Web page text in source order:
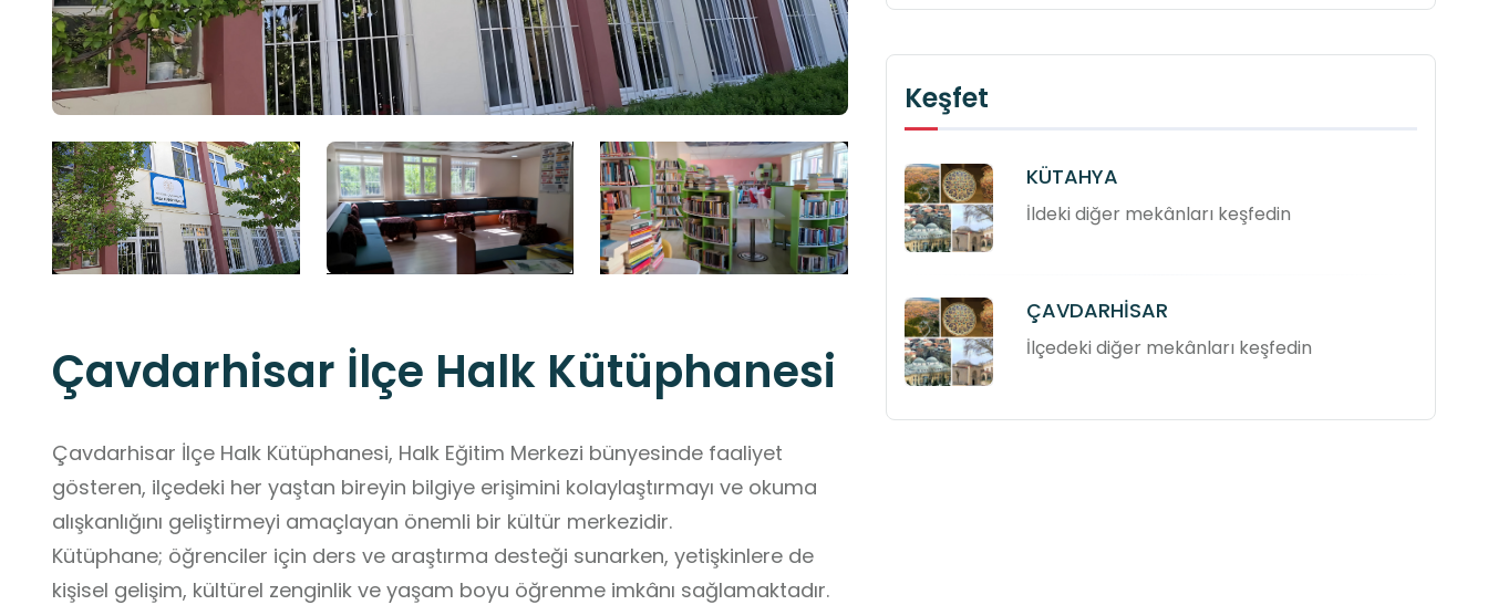
Çavdarhisar İlçe Halk Kütüphanesi
Çavdarhisar İlçe Halk Kütüphanesi, Halk Eğitim Merkezi bünyesinde faaliyet
gösteren, ilçedeki her yaştan bireyin bilgiye erişimini kolaylaştırmayı ve okuma
alışkanlığını geliştirmeyi amaçlayan önemli bir kültür merkezidir.
Kütüphane; öğrenciler için ders ve araştırma desteği sunarken, yetişkinlere de
kişisel gelişim, kültürel zenginlik ve yaşam boyu öğrenme imkânı sağlamaktadır.
Keşfet
KÜTAHYA
İldeki diğer mekânları keşfedin
ÇAVDARHİSAR
İlçedeki diğer mekânları keşfedin